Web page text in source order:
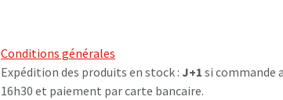
Conditions générales
Expédition des produits en stock : J+1 si commande
16h30 et paiement par carte bancaire.